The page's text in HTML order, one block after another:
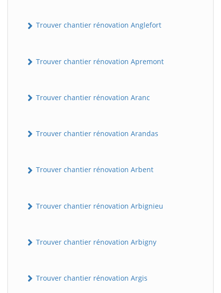
Trouver chantier rénovation Anglefort
Trouver chantier rénovation Apremont
Trouver chantier rénovation Aranc
Trouver chantier rénovation Arandas
Trouver chantier rénovation Arbent
Trouver chantier rénovation Arbignieu
Trouver chantier rénovation Arbigny
Trouver chantier rénovation Argis